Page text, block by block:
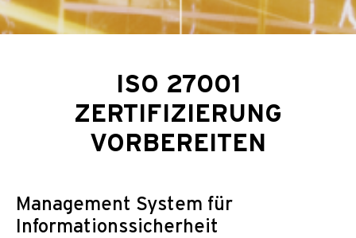
ISO 27001
ZERTIFIZIERUNG
VORBEREITEN
Management System für
Informations­sicherheit